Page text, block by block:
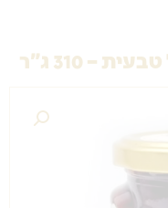
– 310 ג"ר